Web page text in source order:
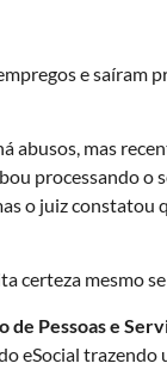
e saíram
abusos, mas
processando
o juiz constatou
certeza mesmo
de Pessoas e
eSocial